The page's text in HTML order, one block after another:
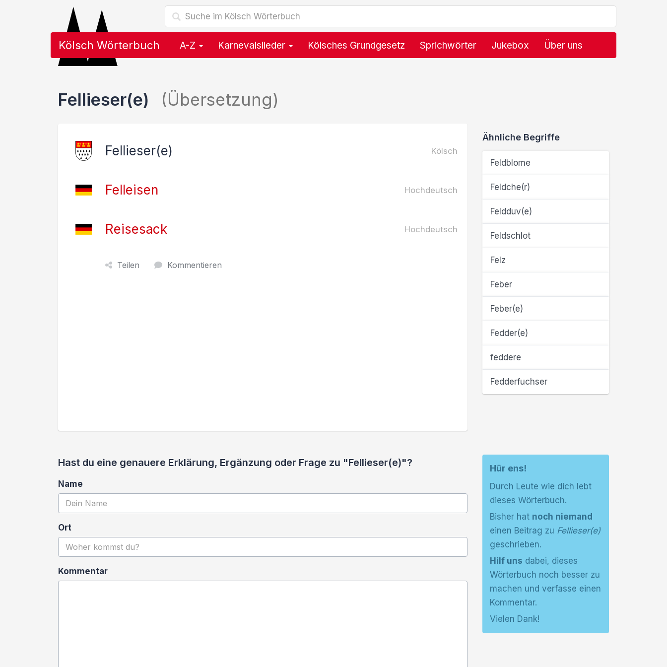
Kölsch Wörterbuch A-Z Karnevalslieder Kölsches Grundgesetz Sprichwörter Jukebox Über uns
Fellieser(e) (Übersetzung)
Fellieser(e) Kölsch
Felleisen Hochdeutsch
Reisesack Hochdeutsch
Teilen Kommentieren
Ähnliche Begriffe
Feldblome
Feldche(r)
Feldduv(e)
Feldschlot
Felz
Feber
Feber(e)
Fedder(e)
feddere
Fedderfuchser
Hast du eine genauere Erklärung, Ergänzung oder Frage zu "Fellieser(e)"?
Name
Ort
Kommentar
Hür ens!
Durch Leute wie dich lebt
dieses Wörterbuch.
Bisher hat noch niemand
einen Beitrag zu Fellieser(e)
geschrieben.
Hilf uns dabei, dieses
Wörterbuch noch besser zu
machen und verfasse einen
Kommentar.
Vielen Dank!